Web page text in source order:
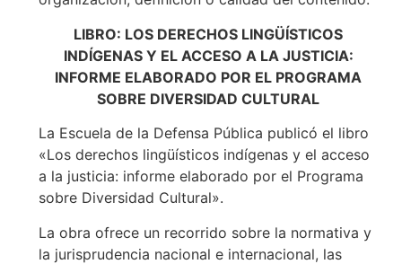
LIBRO: LOS DERECHOS LINGÜÍSTICOS
INDÍGENAS Y EL ACCESO A LA JUSTICIA:
INFORME ELABORADO POR EL PROGRAMA
SOBRE DIVERSIDAD CULTURAL
La Escuela de la Defensa Pública publicó el libro
«Los derechos lingüísticos indígenas y el acceso
a la justicia: informe elaborado por el Programa
sobre Diversidad Cultural».
La obra ofrece un recorrido sobre la normativa y
la jurisprudencia nacional e internacional, las